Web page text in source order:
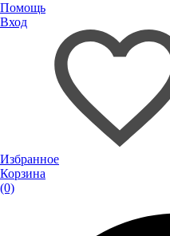
Помощь
Вход
Избранное
Корзина
(0)